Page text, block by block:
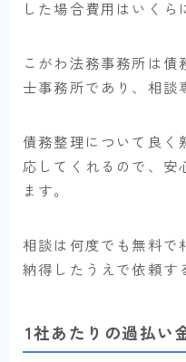
した場合費用はいくら
こがわ法務事務所は
士事務所であり、相談
債務整理について良く
応してくれるので、安
ます。
相談は何度でも無料で
納得したうえで依頼す
1社あたりの過払い